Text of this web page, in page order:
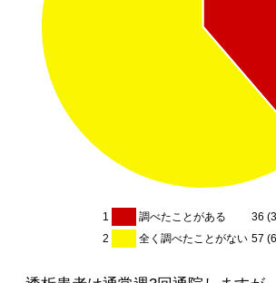
1 調べたことがある
36
2
全く調べたことがない 57